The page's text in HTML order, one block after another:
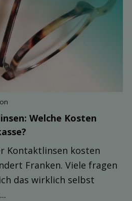
Welche Kosten
Kontaktlinsen kosten
Franken. Viele fragen
das wirklich selbst